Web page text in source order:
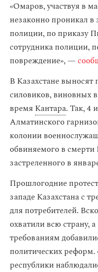
«Омаров, участвуя в
незаконно проникал
полиции, по приказу
сотрудника полиции,
повреждение», —
В Казахстане
силовиков, виновных
время Кантара. Так, 4
Алматинского
колонии
обвиняемого в смерти
застреленного в
Прошлогодние
западе Казахстана с
для потребителей.
охватили всю страну,
требованиям
политических реформ.
республики